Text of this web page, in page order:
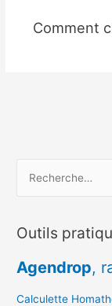
Comment
h
r
c
Outils
Agendrop,
Calculette